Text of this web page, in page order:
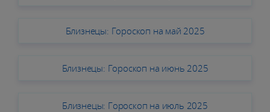
Близнецы: Гороскоп на май 2025
Близнецы: Гороскоп на июнь 2025
Близнецы: Гороскоп на июль 2025